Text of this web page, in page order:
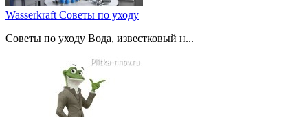
Wasserkraft Советы по уходу
Советы по уходу Вода, известковый н...